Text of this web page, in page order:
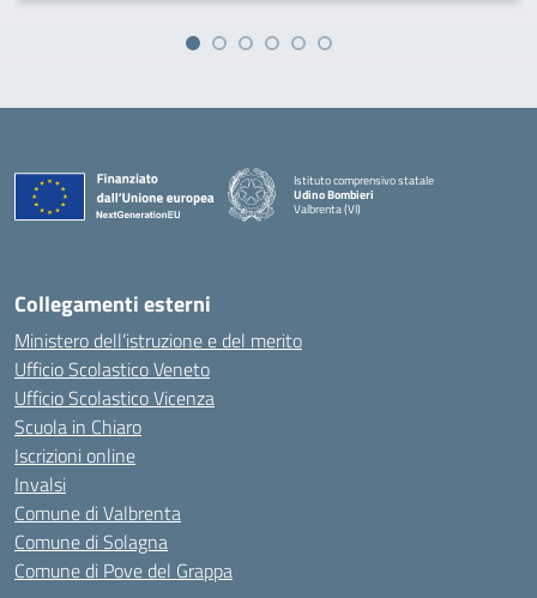
Istituto comprensivo statale
Udino Bombieri
Valbrenta (VI)
Collegamenti esterni
Ministero dell’istruzione e del merito
Ufficio Scolastico Veneto
Ufficio Scolastico Vicenza
Scuola in Chiaro
Iscrizioni online
Invalsi
Comune di Valbrenta
Comune di Solagna
Comune di Pove del Grappa